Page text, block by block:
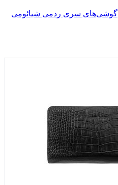
گوشی‌های سری ردمی شیائومی